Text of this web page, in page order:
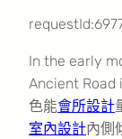
In the early
Ancient Road
色能會所設計
室內設計內側